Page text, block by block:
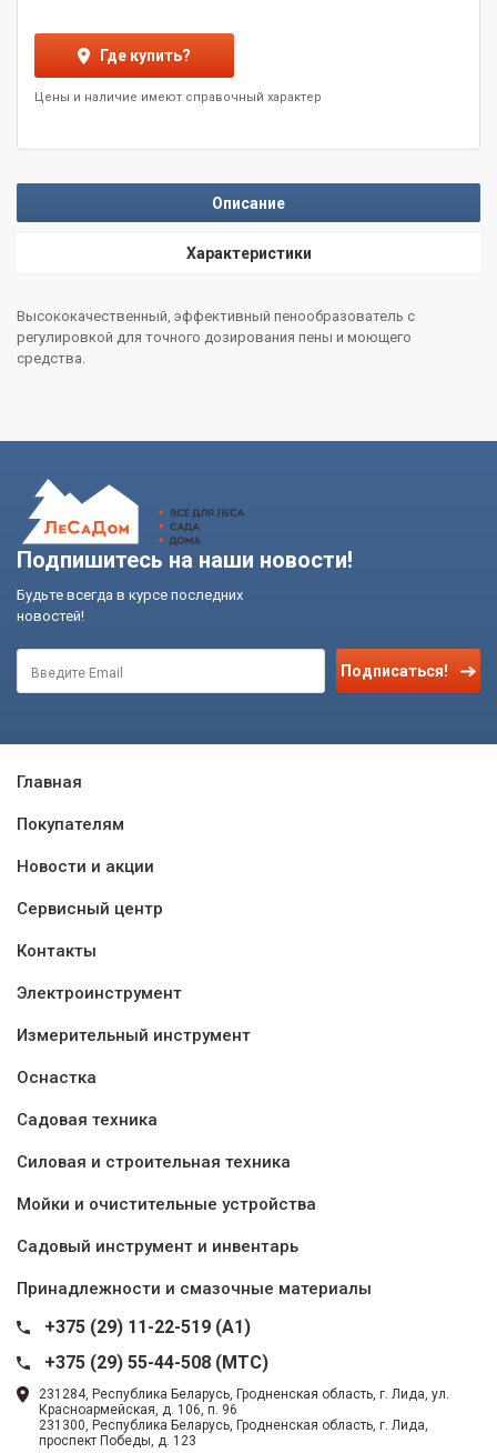
Где купить?
Цены и наличие имеют справочный характер
Описание
Характеристики
Высококачественный, эффективный пенообразователь с
регулировкой для точного дозирования пены и моющего
средства.
Подпишитесь на наши новости!
Будьте всегда в курсе последних
новостей!
Подписаться!
Главная
Покупателям
Новости и акции
Сервисный центр
Контакты
Электроинструмент
Измерительный инструмент
Оснастка
Садовая техника
Силовая и строительная техника
Мойки и очистительные устройства
Садовый инструмент и инвентарь
Принадлежности и смазочные материалы
+375 (29) 11-22-519 (A1)
+375 (29) 55-44-508 (MTC)
231284, Республика Беларусь, Гродненская область, г. Лида, ул.
Красноармейская, д. 106, п. 96
231300, Республика Беларусь, Гродненская область, г. Лида,
проспект Победы, д. 123